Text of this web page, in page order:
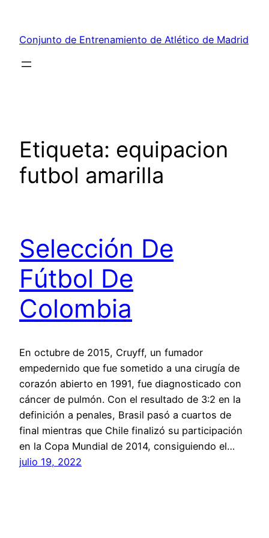
contenido
Conjunto de Entrenamiento de Atlético de Madrid
Etiqueta: equipacion
futbol amarilla
Selección De
Fútbol De
Colombia
En octubre de 2015, Cruyff, un fumador
empedernido que fue sometido a una cirugía de
corazón abierto en 1991, fue diagnosticado con
cáncer de pulmón. Con el resultado de 3:2 en la
definición a penales, Brasil pasó a cuartos de
final mientras que Chile finalizó su participación
en la Copa Mundial de 2014, consiguiendo el…
julio 19, 2022